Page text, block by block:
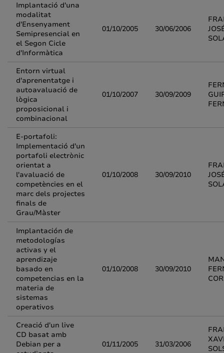
Implantació d'una
modalitat
d'Ensenyament
Semipresencial en
el Segon Cicle
d'Informàtica
01/10/2005 30/06/2006
Entorn virtual
d'aprenentatge i
autoavaluació de
lògica
proposicional i
combinacional
01/10/2007 30/09/2009
E-portafoli:
Implementació d'un
portafoli electrònic
orientat a
l'avaluació de
competències en el
marc dels projectes
finals de
Grau/Màster
01/10/2008 30/09/2010
Implantación de
metodologías
activas y el
aprendizaje
basado en
competencias en la
materia de
sistemas
operativos
01/10/2008 30/09/2010
Creació d'un live
CD basat amb
Debian per a
01/11/2005 31/03/2006